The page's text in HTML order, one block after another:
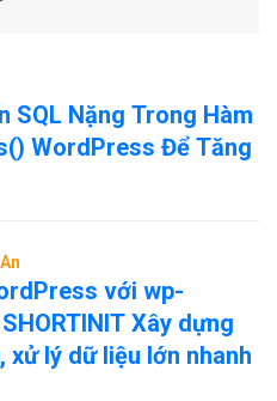
SQL Nặng Trong Hàm
WordPress Để Tăng
với wp-
Xây dựng
xử lý dữ liệu lớn nhanh